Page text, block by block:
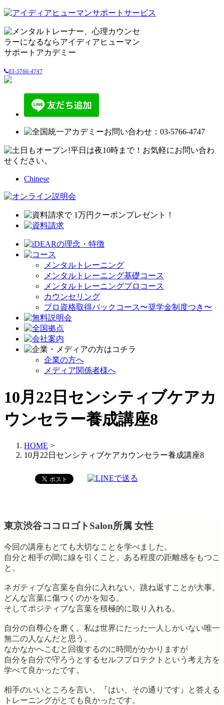
03-5766-4747
Chinese
メンタルトレーニング
メンタルトレーニング基礎コース
メンタルトレーニングプロコース
カウンセリング
プロ資格取得パックコース〜奨学金制度つき〜
企業の方へ
メディア関係者様へ
10月22日センシティブケアカ
ウンセラー養成講座8
HOME >
10月22日センシティブケアカウンセラー養成講座8
東京渋谷ココロゴトSalon所属 女性
今回の講座もとても大切なことを学べました。
自分と相手の間に線を引くこと。ある程度の距離感をもつこ
と。
ネガティブな言葉を自分に入れない。跳ね返すことが大事。
どんな言葉に傷つくのかを知る。
そしてポジティブな言葉を積極的に取り入れる。
自分の自尊心を磨く。私は世界にたった一人しかいない唯一
無二の人なんだと思う。
なかなかへこむと回復するのに時間がかかりますが
自分を自分で守ろうとするセルフプロテクトという考え方を
学べて良かったです。
相手のいいところを言い、『はい、その通りです』と答える
トレーニングがとても良かったです。